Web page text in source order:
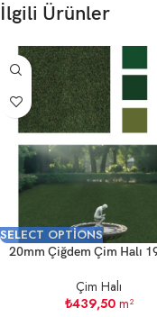
İlgili Ürünler
SELECT OPTIONS
20mm Çiğdem Çim Halı
Çim Halı
₺439,50m²